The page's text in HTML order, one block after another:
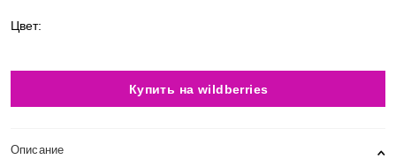
Цвет:
Купить на wildberries
Описание